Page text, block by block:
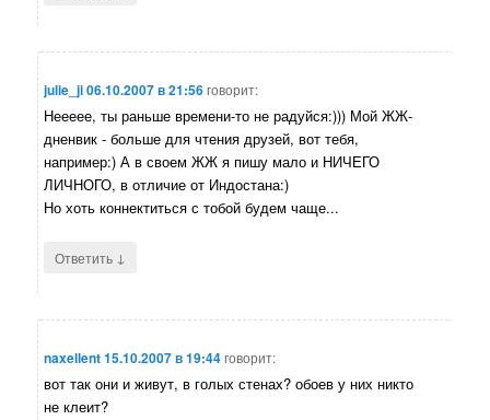
julie_ji06.10.2007 в 21:56говорит:
Неееее, ты раньше времени-то не радуйся:))) Мой ЖЖ-
дненвик - больше для чтения друзей, вот тебя,
например:) А в своем ЖЖ я пишу мало и НИЧЕГО
ЛИЧНОГО, в отличие от Индостана:)
Но хоть коннектиться с тобой будем чаще...
Ответить ↓
naxellent15.10.2007 в 19:44говорит:
вот так они и живут, в голых стенах? обоев у них никто
не клеит?